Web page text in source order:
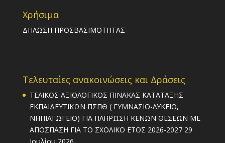
Χρήσιμα
ΔΗΛΩΣΗ ΠΡΟΣΒΑΣΙΜΟΤΗΤΑΣ
Τελευταίες ανακοινώσεις και Δράσεις
ΤΕΛΙΚΟΣ ΑΞΙΟΛΟΓΙΚΟΣ ΠΙΝΑΚΑΣ ΚΑΤΑΤΑΞΗΣ
ΕΚΠΑΙΔΕΥΤΙΚΩΝ ΠΣΠΘ ( ΓΥΜΝΑΣΙΟ-ΛΥΚΕΙΟ,
ΝΗΠΙΑΓΩΓΕΙΟ) ΓΙΑ ΠΛΗΡΩΣΗ ΚΕΝΩΝ ΘΕΣΕΩΝ ΜΕ
ΑΠΟΣΠΑΣΗ ΓΙΑ ΤΟ ΣΧΟΛΙΚΟ ΕΤΟΣ 2026-2027 29